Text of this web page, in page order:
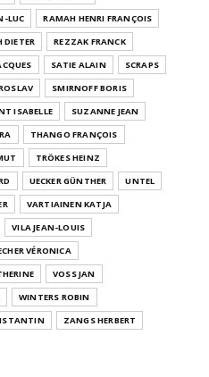
LUC
RAMAH HENRI FRANÇOIS
DIETER
REZZAK FRANCK
SATIE ALAIN
SCRAPS
SMIRNOFF BORIS
ISABELLE
SUZANNE JEAN
THANGO FRANÇOIS
TRÖKES HEINZ
UECKER GÜNTHER
UNTEL
VARTIAINEN KATJA
VILA JEAN-LOUIS
VÉRONICA
VOSS JAN
WINTERS ROBIN
ZANGS HERBERT